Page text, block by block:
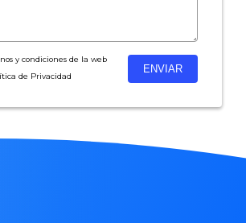
y condicionesde la web
de Privacidad